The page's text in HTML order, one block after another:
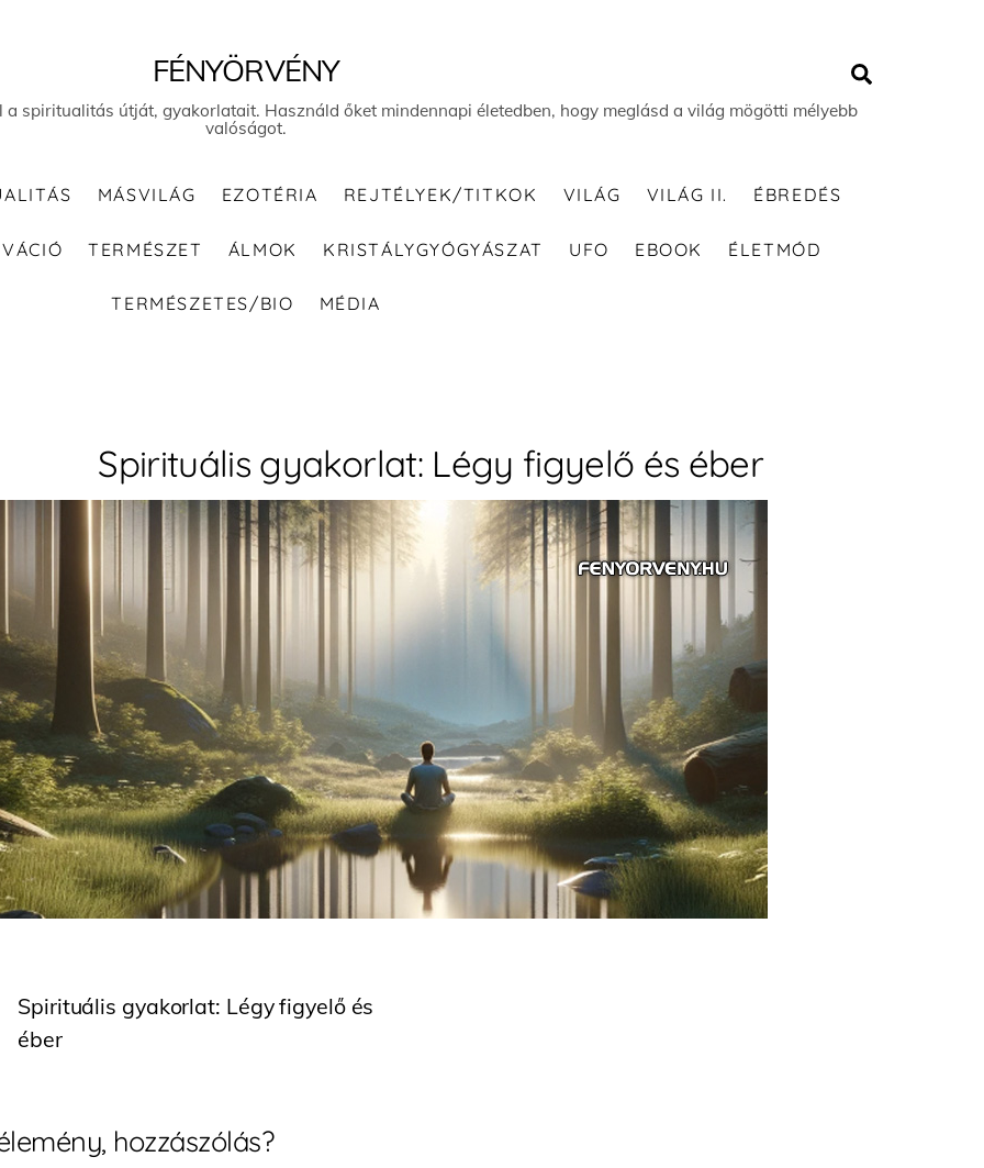
FÉNYÖRVÉNY
a spiritualitás útját, gyakorlatait. Használd őket mindennapi életedben, hogy meglásd a világ mögötti mélyebb
valóságot.
MÁSVILÁG EZOTÉRIA REJTÉLYEK/TITKOK VILÁG VILÁG II. ÉBREDÉS
TERMÉSZET ÁLMOK KRISTÁLYGYÓGYÁSZAT UFO EBOOK ÉLETMÓD
TERMÉSZETES/BIO MÉDIA
Spirituális gyakorlat: Légy figyelő és éber
Spirituális gyakorlat: Légy figyelő és
éber
hozzászólás?